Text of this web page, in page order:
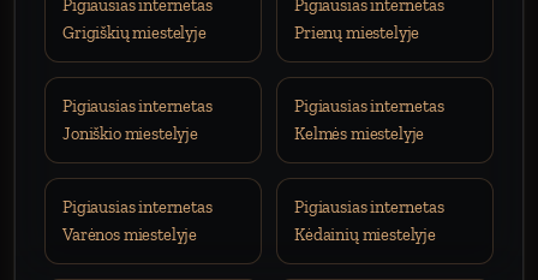
Pigiausias internetas
Grigiškių miestelyje
Pigiausias internetas
Prienų miestelyje
Pigiausias internetas
Joniškio miestelyje
Pigiausias internetas
Kelmės miestelyje
Pigiausias internetas
Varėnos miestelyje
Pigiausias internetas
Kėdainių miestelyje